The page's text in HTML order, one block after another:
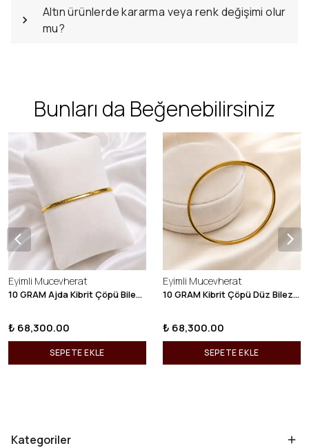
Altın ürünlerde kararma veya renk değişimi olur
mu?
Bunları da Beğenebilirsiniz
Eyimli Mucevherat
10 GRAM Ajda Kibrit Çöpü Bilezik 22 Ayar 22BLZ003
₺ 68,300.00
SEPETE EKLE
Eyimli Mucevherat
10 GRAM Kibrit Çöpü Düz Bilezik 22 Ayar 22BLZ001
₺ 68,300.00
SEPETE EKLE
Kategoriler